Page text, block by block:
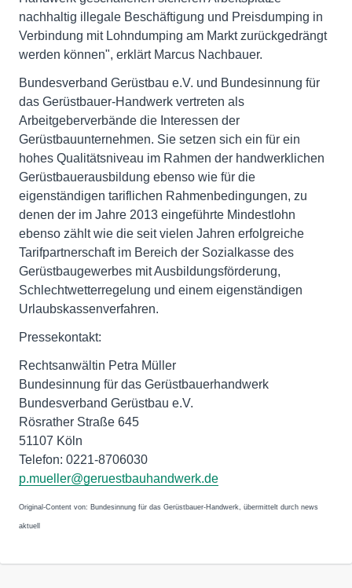
nachhaltig illegale Beschäftigung und Preisdumping in
Verbindung mit Lohndumping am Markt zurückgedrängt
werden können", erklärt Marcus Nachbauer.
Bundesverband Gerüstbau e.V. und Bundesinnung für
das Gerüstbauer-Handwerk vertreten als
Arbeitgeberverbände die Interessen der
Gerüstbauunternehmen. Sie setzen sich ein für ein
hohes Qualitätsniveau im Rahmen der handwerklichen
Gerüstbauerausbildung ebenso wie für die
eigenständigen tariflichen Rahmenbedingungen, zu
denen der im Jahre 2013 eingeführte Mindestlohn
ebenso zählt wie die seit vielen Jahren erfolgreiche
Tarifpartnerschaft im Bereich der Sozialkasse des
Gerüstbaugewerbes mit Ausbildungsförderung,
Schlechtwetterregelung und einem eigenständigen
Urlaubskassenverfahren.
Pressekontakt:
Rechtsanwältin Petra Müller
Bundesinnung für das Gerüstbauerhandwerk
Bundesverband Gerüstbau e.V.
Rösrather Straße 645
51107 Köln
Telefon: 0221-8706030
p.mueller@geruestbauhandwerk.de
Original-Content von: Bundesinnung für das Gerüstbauer-Handwerk, übermittelt durch news
aktuell